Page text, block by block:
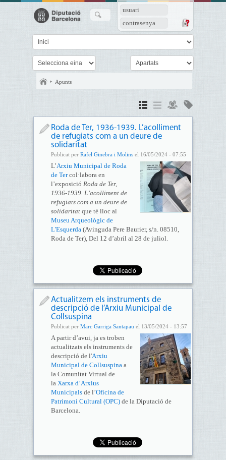
usuari
contrasenya
Apunts
Roda de Ter, 1936-1939. L’acolliment
de refugiats com a un deure de
solidaritat
Publicat per Rafel Ginebra i Molinsel 16/05/2024 - 07:55
L’Arxiu Municipal de Roda
de Tercol·labora en
l’exposició Roda de Ter,
1936-1939. L’acolliment de
refugiats com a un deure de
solidaritatque té lloc al
Museu Arqueològic de
L'Esquerda(Avinguda Pere Baurier, s/n. 08510,
Roda de Ter), Del 12 d’abril al 28 de juliol.
Actualitzem els instruments de
descripció de l’Arxiu Municipal de
Collsuspina
Publicat per Marc Garriga Santapau el 13/05/2024 - 13:57
A partir d’avui, ja es troben
actualitzats els instruments de
descripció de l'Arxiu
Municipal de Collsuspinaa
la Comunitat Virtual de
la Xarxa d’Arxius
Municipalsde l’Oficina de
Patrimoni Cultural (OPC)de la Diputació de
Barcelona.